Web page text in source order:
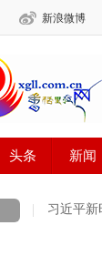
习近平新